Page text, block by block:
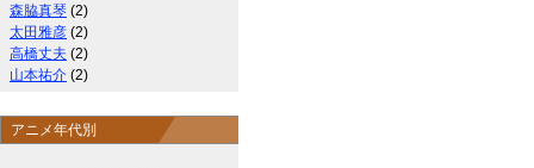
森脇真琴 (2)
太田雅彦 (2)
高橋丈夫 (2)
山本祐介 (2)
アニメ年代別